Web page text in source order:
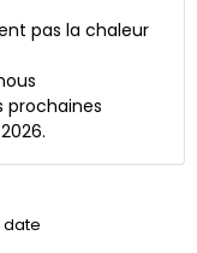
pas la chaleur
prochaines
date